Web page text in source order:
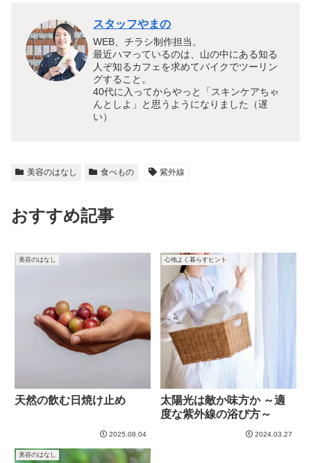
スタッフやまの
WEB、チラシ制作担当。
最近ハマっているのは、山の中にある知る
人ぞ知るカフェを求めてバイクでツーリン
グすること。
40代に入ってからやっと「スキンケアちゃ
んとしよ」と思うようになりました（遅
い）
美容のはなし 食べもの 紫外線
おすすめ記事
美容のはなし
天然の飲む日焼け止め
2025.08.04
心地よく暮らすヒント
太陽光は敵か味方か ～適
度な紫外線の浴び方～
2024.03.27
美容のはなし